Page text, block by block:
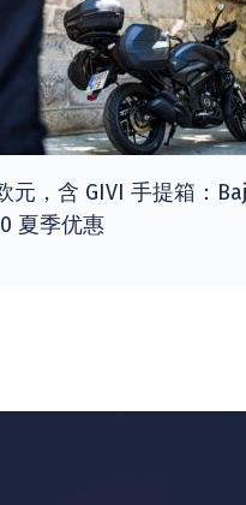
元，含 GIVI 手提箱：
夏季优惠